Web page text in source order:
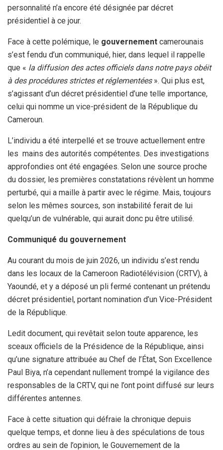
personnalité n’a encore été désignée par décret
présidentiel à ce jour.
Face à cette polémique, le gouvernement camerounais
s’est fendu d’un communiqué, hier, dans lequel il rappelle
que « la diffusion des actes officiels dans notre pays obéit
à des procédures strictes et réglementées ». Qui plus est,
s’agissant d’un décret présidentiel d’une telle importance,
celui qui nomme un vice-président de la République du
Cameroun.
L’individu a été interpellé et se trouve actuellement entre
les mains des autorités compétentes. Des investigations
approfondies ont été engagées. Selon une source proche
du dossier, les premières constatations révèlent un homme
perturbé, qui a maille à partir avec le régime. Mais, toujours
selon les mêmes sources, son instabilité ferait de lui
quelqu’un de vulnérable, qui aurait donc pu être utilisé.
Communiqué du gouvernement
Au courant du mois de juin 2026, un individu s’est rendu
dans les locaux de la Cameroon Radiotélévision (CRTV), à
Yaoundé, et y a déposé un pli fermé contenant un prétendu
décret présidentiel, portant nomination d’un Vice-Président
de la République.
Ledit document, qui revêtait selon toute apparence, les
sceaux officiels de la Présidence de la République, ainsi
qu’une signature attribuée au Chef de l’État, Son Excellence
Paul Biya, n’a cependant nullement trompé la vigilance des
responsables de la CRTV, qui ne l’ont point diffusé sur leurs
différentes antennes.
Face à cette situation qui défraie la chronique depuis
quelque temps, et donne lieu à des spéculations de tous
ordres au sein de l’opinion, le Gouvernement de la